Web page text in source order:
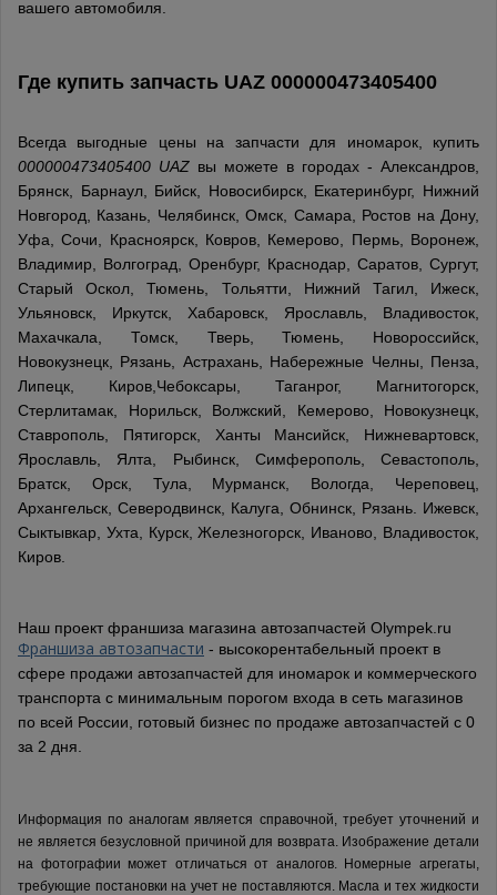
вашего автомобиля.
Где купить запчасть UAZ 000000473405400
Всегда выгодные цены на запчасти для иномарок, купить
000000473405400 UAZ вы можете в городах - Александров,
Брянск, Барнаул, Бийск, Новосибирск, Екатеринбург, Нижний
Новгород, Казань, Челябинск, Омск, Самара, Ростов на Дону,
Уфа, Сочи, Красноярск, Ковров, Кемерово, Пермь, Воронеж,
Владимир, Волгоград, Оренбург, Краснодар, Саратов, Сургут,
Старый Оскол, Тюмень, Тольятти, Нижний Тагил, Ижеск,
Ульяновск, Иркутск, Хабаровск, Ярославль, Владивосток,
Махачкала, Томск, Тверь, Тюмень, Новороссийск,
Новокузнецк, Рязань, Астрахань, Набережные Челны, Пенза,
Липецк, Киров,Чебоксары, Таганрог, Магнитогорск,
Стерлитамак, Норильск, Волжский, Кемерово, Новокузнецк,
Ставрополь, Пятигорск, Ханты Мансийск, Нижневартовск,
Ярославль, Ялта, Рыбинск, Симферополь, Севастополь,
Братск, Орск, Тула, Мурманск, Вологда, Череповец,
Архангельск, Северодвинск, Калуга, Обнинск, Рязань. Ижевск,
Сыктывкар, Ухта, Курск, Железногорск, Иваново, Владивосток,
Киров.
Наш проект франшиза магазина автозапчастей Olympek.ru
Франшиза автозапчасти - высокорентабельный проект в
сфере продажи автозапчастей для иномарок и коммерческого
транспорта с минимальным порогом входа в сеть магазинов
по всей России, готовый бизнес по продаже автозапчастей с 0
за 2 дня.
Информация по аналогам является справочной, требует уточнений и
не является безусловной причиной для возврата. Изображение детали
на фотографии может отличаться от аналогов. Номерные агрегаты,
требующие постановки на учет не поставляются. Масла и тех жидкости